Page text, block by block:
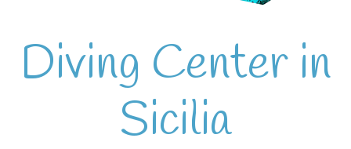
Diving Center in
Sicilia